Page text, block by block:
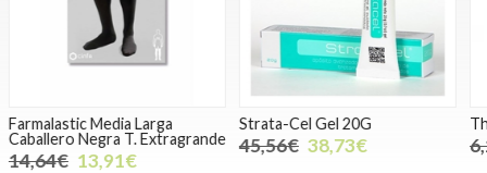
Strata-Cel Gel 20G
45,56€ 38,73€
Therapearl Niños Frog
6,24€ 5,93€